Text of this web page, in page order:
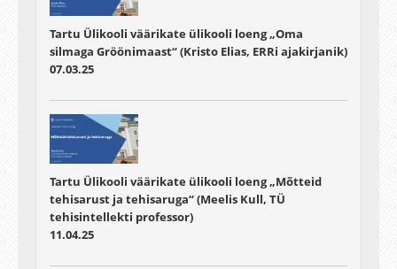
Tartu Ülikooli väärikate ülikooli loeng „Oma
silmaga Gröönimaast“ (Kristo Elias, ERRi ajakirjanik)
07.03.25
Tartu Ülikooli väärikate ülikooli loeng „Mõtteid
tehisarust ja tehisaruga“ (Meelis Kull, TÜ
tehisintellekti professor)
11.04.25